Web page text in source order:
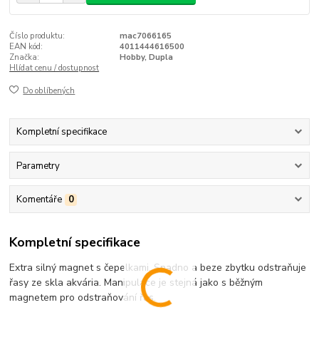
Číslo produktu:
mac7066165
EAN kód:
4011444616500
Značka:
Hobby, Dupla
Hlídat cenu / dostupnost
Do oblíbených
Kompletní specifikace
Parametry
Komentáře 0
Kompletní specifikace
Extra silný magnet s čepelkami. Snadno a beze zbytku odstraňuje
řasy ze skla akvária. Manipulace je stejná jako s běžným
magnetem pro odstraňování řas.